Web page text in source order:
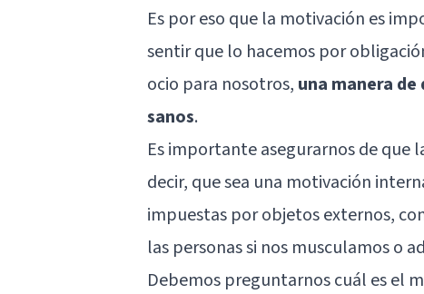
Es por eso que la motivación es
sentir que lo hacemos por
ocio para nosotros, una manera
sanos.
Es importante asegurarnos de que
decir, que sea una motivación
impuestas por objetos externos,
las personas si nos musculamos o
Debemos preguntarnos cuál es el